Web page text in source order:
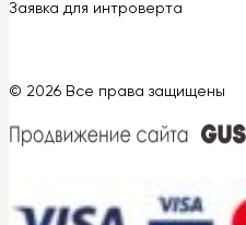
Заявка для интроверта
© 2026 Все права защищены